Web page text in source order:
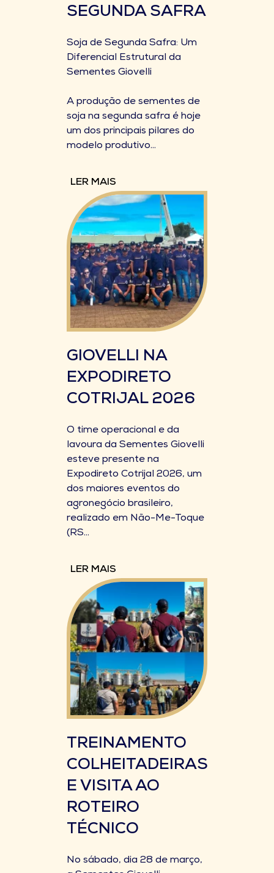
SEGUNDA SAFRA
Soja de Segunda Safra: Um
Diferencial Estrutural da
Sementes Giovelli
A produção de sementes de
soja na segunda safra é hoje
um dos principais pilares do
modelo produtivo...
LER MAIS
GIOVELLI NA
EXPODIRETO
COTRIJAL 2026
O time operacional e da
lavoura da Sementes Giovelli
esteve presente na
Expodireto Cotrijal 2026, um
dos maiores eventos do
agronegócio brasileiro,
realizado em Não-Me-Toque
(RS...
LER MAIS
TREINAMENTO
COLHEITADEIRAS
E VISITA AO
ROTEIRO
TÉCNICO
No sábado, dia 28 de março,